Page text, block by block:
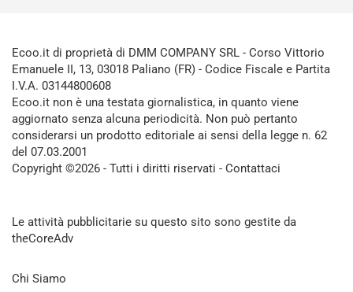
Ecoo.it di proprietà di DMM COMPANY SRL - Corso Vittorio
Emanuele II, 13, 03018 Paliano (FR) - Codice Fiscale e Partita
I.V.A. 03144800608
Ecoo.it non è una testata giornalistica, in quanto viene
aggiornato senza alcuna periodicità. Non può pertanto
considerarsi un prodotto editoriale ai sensi della legge n. 62
del 07.03.2001
Copyright ©2026 - Tutti i diritti riservati - Contattaci
Le attività pubblicitarie su questo sito sono gestite da
theCoreAdv
Chi Siamo